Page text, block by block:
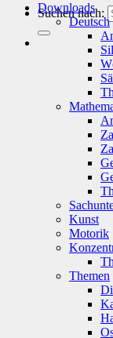
Suchen nach:
Downloads
Deutsch
Kunst
Motorik
Themen